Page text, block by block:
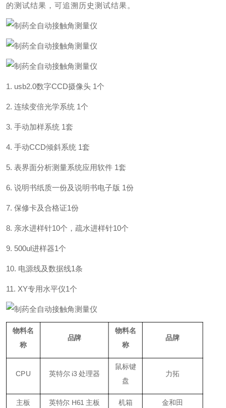
的测试结果，可追溯历史测试结果。
1. usb2.0数字CCD摄像头 1个
2. 连续变倍光学系统 1个
3. 手动加样系统 1套
4. 手动CCD倾斜系统 1套
5. 表界面分析测量系统应用软件 1套
6. 说明书纸质一份及说明书电子版 1份
7. 保修卡及合格证1份
8. 亲水进样针10个，疏水进样针10个
9. 500ul进样器1个
10. 电源线及数据线1条
11. XY专用水平仪1个
物料名
称
品牌
物料名
称
品牌
CPU 英特尔 i3 处理器
鼠标键
盘
力拓
主板 英特尔 H61 主板 机箱 金和田